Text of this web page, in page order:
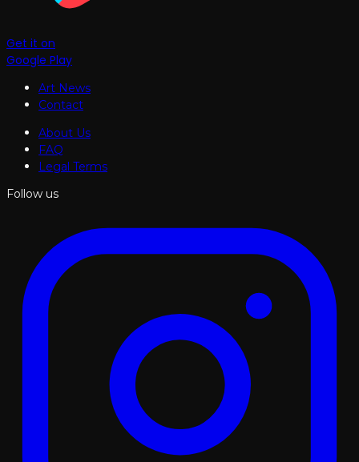
Get it on
Google Play
Art News
Contact
About Us
FAQ
Legal Terms
Follow us